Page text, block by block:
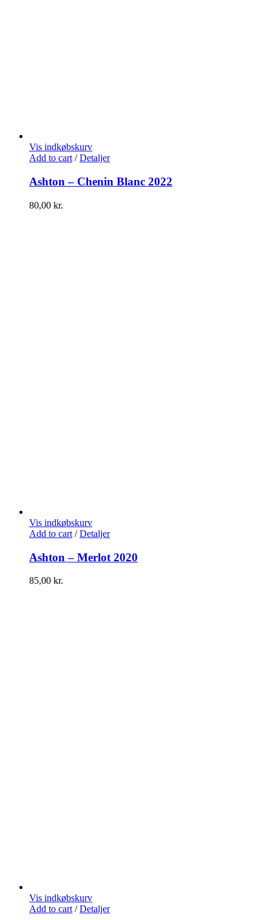
Vis indkøbskurv
Add to cart / Detaljer
Ashton – Chenin Blanc 2022
80,00 kr.
Vis indkøbskurv
Add to cart / Detaljer
Ashton – Merlot 2020
85,00 kr.
Vis indkøbskurv
Add to cart / Detaljer